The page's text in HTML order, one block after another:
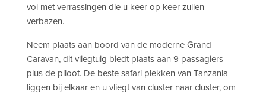
vol met verrassingen die u keer op keer zullen
verbazen.
Neem plaats aan boord van de moderne Grand
Caravan, dit vliegtuig biedt plaats aan 9 passagiers
plus de piloot. De beste safari plekken van Tanzania
liggen bij elkaar en u vliegt van cluster naar cluster, om